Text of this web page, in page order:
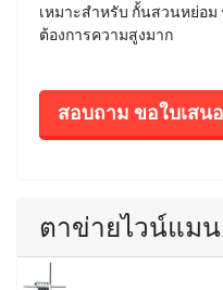
เหมาะสำหรับ กั้นสวนหย่อม
ต้องการความสูงมาก
สอบถาม ขอใบเสน
ตาข่ายไวน์แมน